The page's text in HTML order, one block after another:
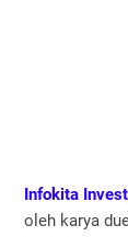
Infokita
oleh karya